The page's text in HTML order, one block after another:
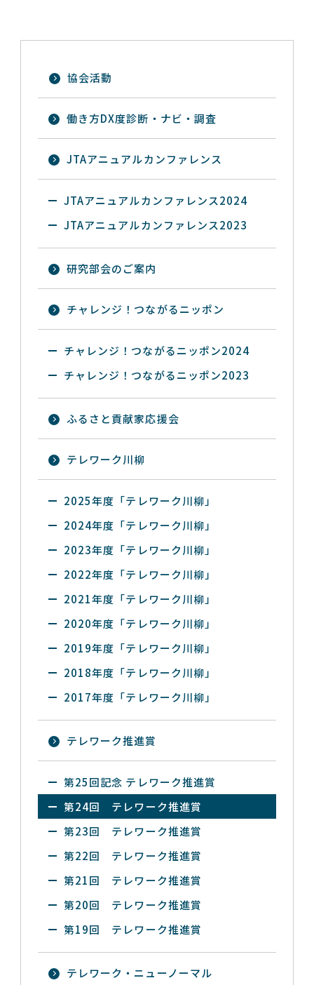
協会活動
働き方DX度診断・ナビ・調査
JTAアニュアルカンファレンス
JTAアニュアルカンファレンス2024
JTAアニュアルカンファレンス2023
研究部会のご案内
チャレンジ！つながるニッポン
チャレンジ！つながるニッポン2024
チャレンジ！つながるニッポン2023
ふるさと貢献家応援会
テレワーク川柳
2025年度「テレワーク川柳」
2024年度「テレワーク川柳」
2023年度「テレワーク川柳」
2022年度「テレワーク川柳」
2021年度「テレワーク川柳」
2020年度「テレワーク川柳」
2019年度「テレワーク川柳」
2018年度「テレワーク川柳」
2017年度「テレワーク川柳」
テレワーク推進賞
第25回記念 テレワーク推進賞
第24回 テレワーク推進賞
第23回 テレワーク推進賞
第22回 テレワーク推進賞
第21回 テレワーク推進賞
第20回 テレワーク推進賞
第19回 テレワーク推進賞
テレワーク・ニューノーマル